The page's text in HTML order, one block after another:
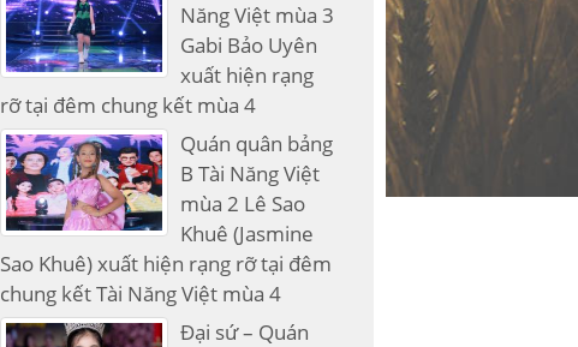
Năng Việt mùa 3
Gabi Bảo Uyên
xuất hiện rạng
rỡ tại đêm chung kết mùa 4
Quán quân bảng
B Tài Năng Việt
mùa 2 Lê Sao
Khuê (Jasmine
Sao Khuê) xuất hiện rạng rỡ tại đêm
chung kết Tài Năng Việt mùa 4
Đại sứ – Quán